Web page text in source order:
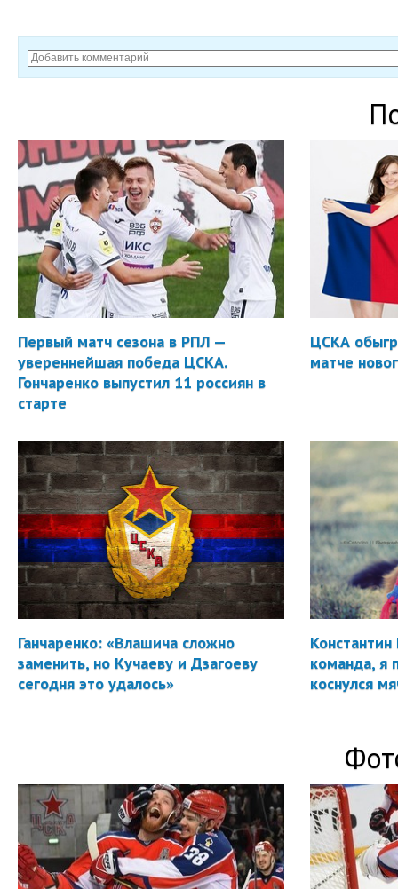
Первый матч сезона в РПЛ —
увереннейшая победа ЦСКА.
Гончаренко выпустил 11 россиян в
старте
ЦСКА
матче
Ганчаренко: «Влашича сложно
заменить, но Кучаеву и Дзагоеву
сегодня это удалось»
Константин
команда, я
коснулся